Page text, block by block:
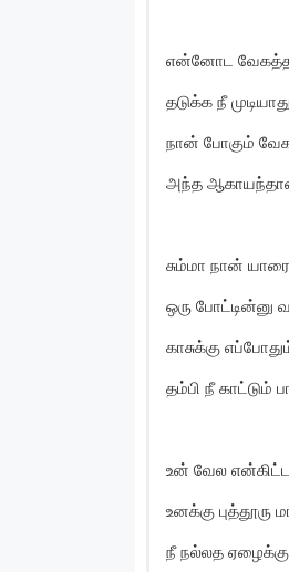
என்னோட
தடுக்க நீ
நான் போகும்
அந்த
சும்மா நான்
ஒரு போட்டின்னு
காசுக்கு
தம்பி நீ
உன் வேல என்கிட்ட
உனக்கு புத்தூரு
நீ நல்லத ஏழைக்கு